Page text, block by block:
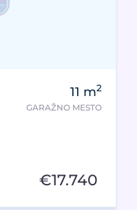
11 m2
GARAŽNO MESTO
€17.740